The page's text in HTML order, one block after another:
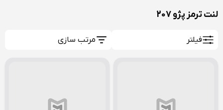
لنت ترمز پژو 207
فیلتر مرتب سازی